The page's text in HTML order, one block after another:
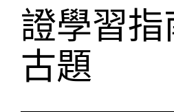
證學習
古題